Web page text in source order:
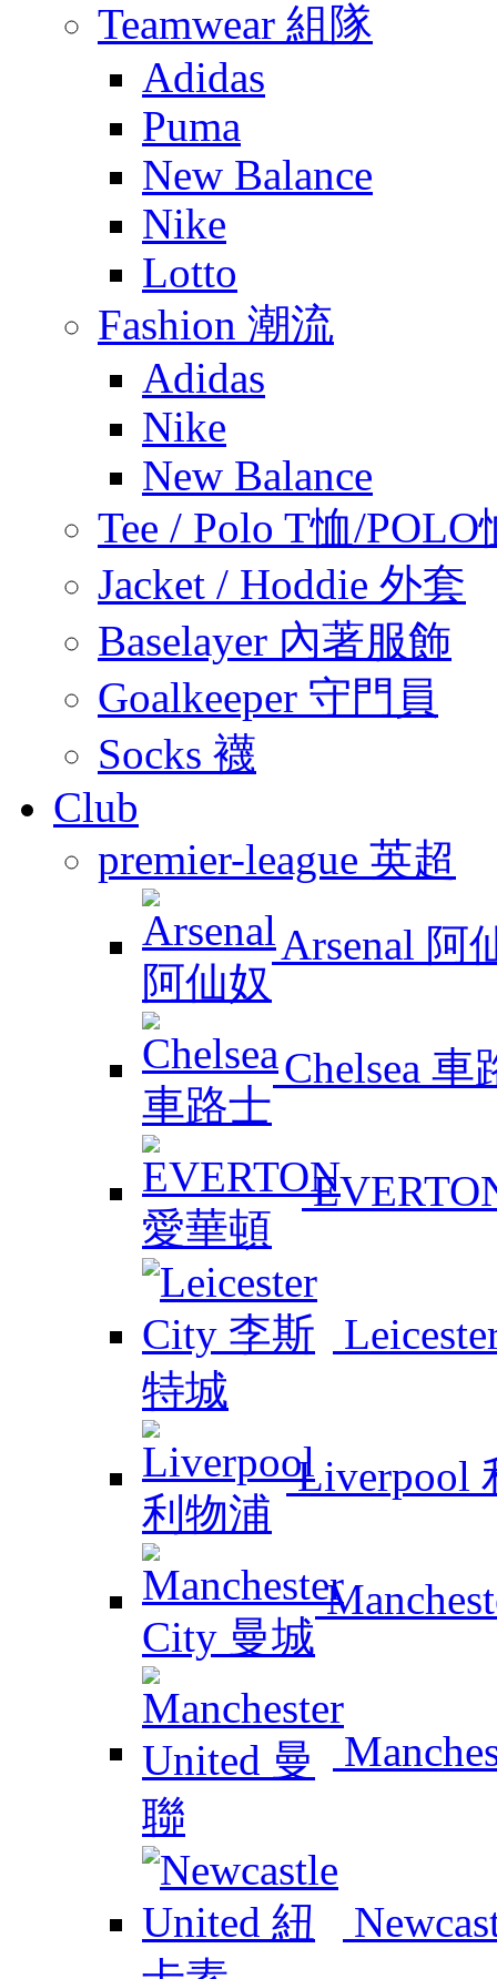
Teamwear 組隊
Adidas
Puma
New Balance
Nike
Lotto
Fashion 潮流
Adidas
Nike
New Balance
Tee / Polo T恤/POLO
Jacket / Hoddie 外套
Baselayer 內著服飾
Goalkeeper 守門員
Socks 襪
Club
premier-league 英超
Arsenal 阿
Chelsea 車
Liverpool